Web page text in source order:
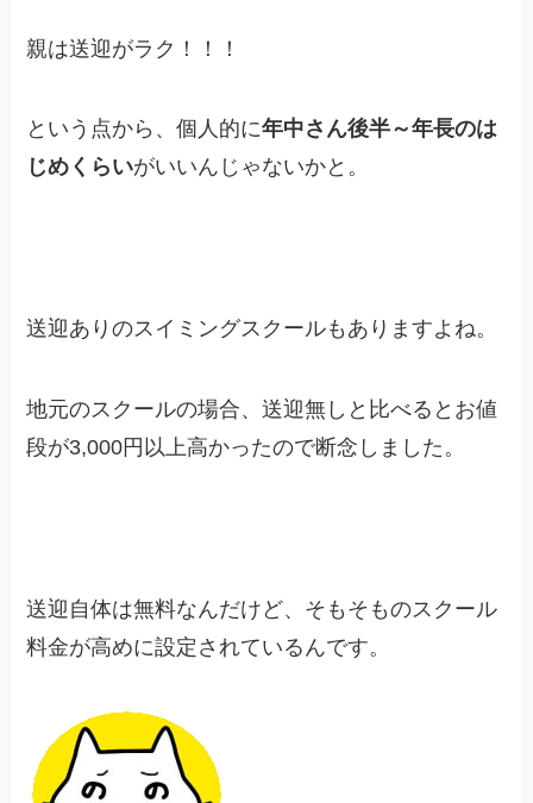
親は送迎がラク！！！
という点から、個人的に年中さん後半～年長のは
じめくらいがいいんじゃないかと。
送迎ありのスイミングスクールもありますよね。
地元のスクールの場合、送迎無しと比べるとお値
段が3,000円以上高かったので断念しました。
送迎自体は無料なんだけど、そもそものスクール
料金が高めに設定されているんです。